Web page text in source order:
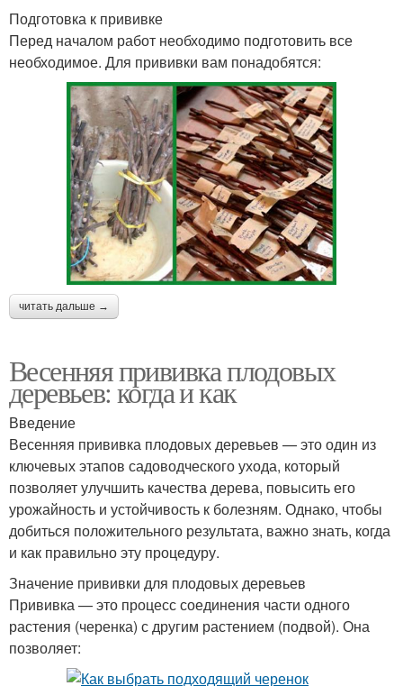
Подготовка к прививке
Перед началом работ необходимо подготовить все
необходимое. Для прививки вам понадобятся:
читать дальше →
Весенняя прививка плодовых
деревьев: когда и как
Введение
Весенняя прививка плодовых деревьев — это один из
ключевых этапов садоводческого ухода, который
позволяет улучшить качества дерева, повысить его
урожайность и устойчивость к болезням. Однако, чтобы
добиться положительного результата, важно знать, когда
и как правильно эту процедуру.
Значение прививки для плодовых деревьев
Прививка — это процесс соединения части одного
растения (черенка) с другим растением (подвой). Она
позволяет: